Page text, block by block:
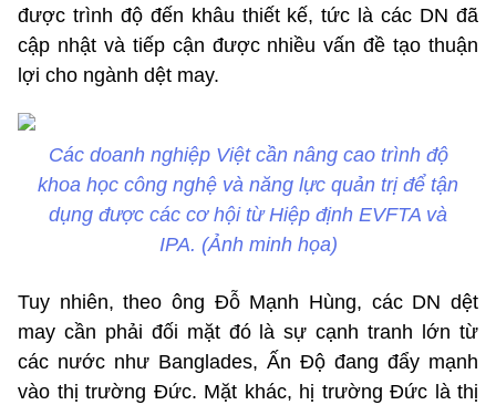
được trình độ đến khâu thiết kế, tức là các DN đã
cập nhật và tiếp cận được nhiều vấn đề tạo thuận
lợi cho ngành dệt may.
Các doanh nghiệp Việt cần nâng cao trình độ
khoa học công nghệ và năng lực quản trị để tận
dụng được các cơ hội từ Hiệp định EVFTA và
IPA. (Ảnh minh họa)
Tuy nhiên, theo ông Đỗ Mạnh Hùng, các DN dệt
may cần phải đối mặt đó là sự cạnh tranh lớn từ
các nước như Banglades, Ấn Độ đang đẩy mạnh
vào thị trường Đức. Mặt khác, hị trường Đức là thị